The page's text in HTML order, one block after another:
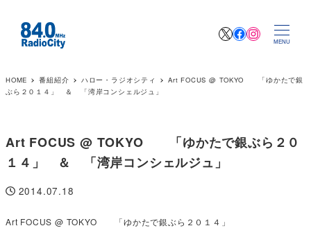
XFacebook
MENU
HOME 番組紹介 ハロー・ラジオシティ
Art FOCUS @ TOKYO 「ゆかたで銀
ぶら２０１４」 ＆ 「湾岸コンシェルジュ」
Art FOCUS @ TOKYO 「ゆかたで銀ぶら２０
１４」 ＆ 「湾岸コンシェルジュ」
投稿日
2014.07.18
Art FOCUS @ TOKYO 「ゆかたで銀ぶら２０１４」